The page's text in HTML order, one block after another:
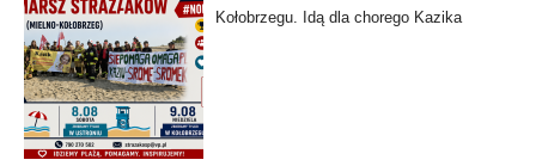
Kołobrzegu. Idą dla chorego Kazika